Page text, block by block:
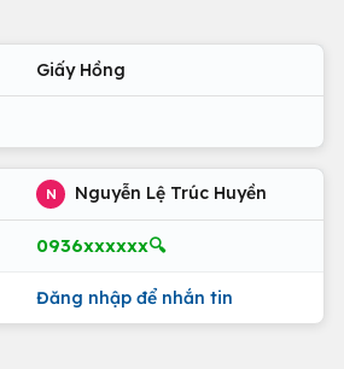
Giấy Hồng
N Nguyễn Lệ Trúc Huyền
0936xxxxxx🔍
Đăng nhập để nhắn tin